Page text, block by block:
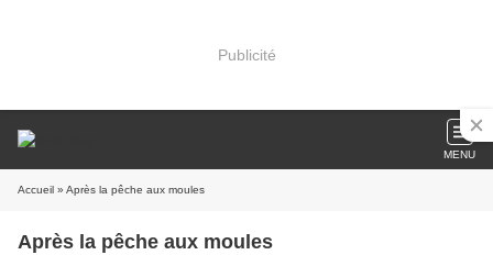
Publicité
MENU
Accueil » Après la pêche aux moules
Après la pêche aux moules